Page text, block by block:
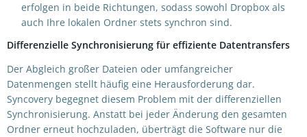
erfolgen in beide Richtungen, sodass sowohl Dropbox als
auch Ihre lokalen Ordner stets synchron sind.
Differenzielle Synchronisierung für effiziente Datentransfers
Der Abgleich großer Dateien oder umfangreicher
Datenmengen stellt häufig eine Herausforderung dar.
Syncovery begegnet diesem Problem mit der differenziellen
Synchronisierung. Anstatt bei jeder Änderung den gesamten
Ordner erneut hochzuladen, überträgt die Software nur die